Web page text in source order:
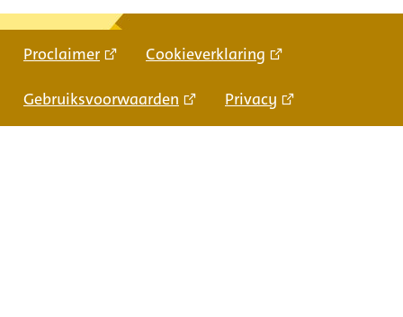
Proclaimer Cookieverklaring
Gebruiksvoorwaarden Privacy